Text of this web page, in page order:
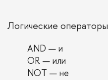
Логические операторы
AND — и
OR — или
NOT — не